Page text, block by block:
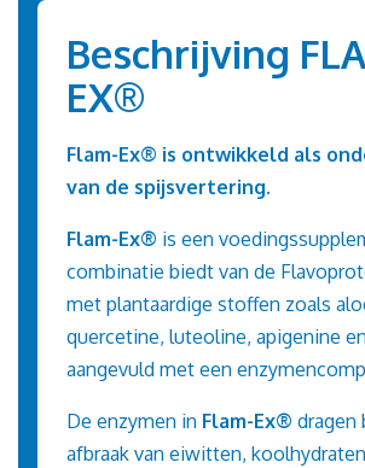
Beschrijving
EX®
Flam-Ex® is ontwikkeld als
van de spijsvertering.
Flam-Ex® is een
combinatie biedt van de
met plantaardige stoffen zoals
quercetine, luteoline, apigenine
aangevuld met een
De enzymen in Flam-Ex® dragen
afbraak van eiwitten,